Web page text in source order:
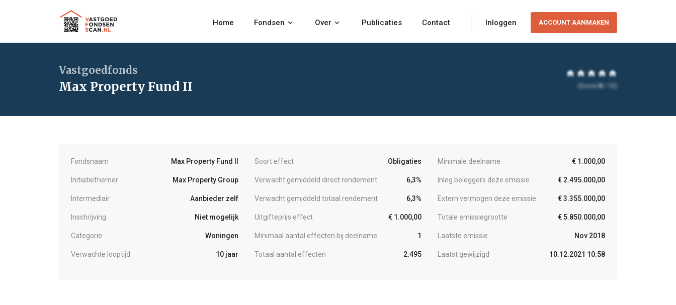
Home Fondsen keyboard_arrow_down Over keyboard_arrow_down Publicaties Contact Inloggen ACCOUNT AANMAKEN
Vastgoedfonds
Max Property Fund II
home home home home home
(Score0/ 10)
Fondsnaam Max Property Fund II
Initiatiefnemer Max Property Group
Intermediair Aanbieder zelf
Inschrijving Niet mogelijk
Categorie Woningen
Verwachte looptijd 10 jaar
Soort effect Obligaties
Verwacht gemiddeld direct rendement 6,3%
Verwacht gemiddeld totaal rendement 6,3%
Uitgifteprijs effect € 1.000,00
Minimaal aantal effecten bij deelname 1
Totaal aantal effecten 2.495
Minimale deelname € 1.000,00
Inleg beleggers deze emissie € 2.495.000,00
Extern vermogen deze emissie € 3.355.000,00
Totale emissiegrootte € 5.850.000,00
Laatste emissie Nov 2018
Laatst gewijzigd 10.12.2021 10:58